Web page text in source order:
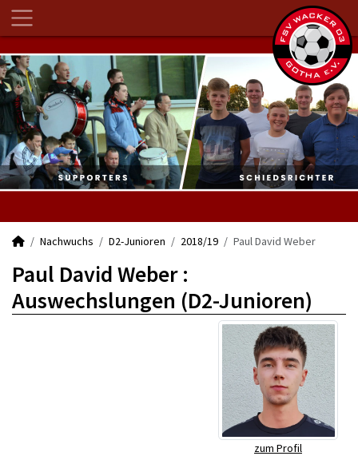
Nachwuchs D2-Junioren 2018/19 Paul David Weber
Paul David Weber :
Auswechslungen (D2-Junioren)
zum Profil